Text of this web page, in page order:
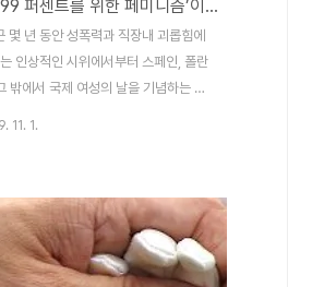
. 남성들은 여성들을 성적으로 소유하
해 서로 경쟁하고 싸운다고 말한다. 저
생물학자이자 트랜스젠더인 조안 러프
왜 ‘99 퍼센트를 위한 페미니즘’이 중요한가
몇 년 동안 성폭력과 직장내 괴롭힘에
인상적인 시위에서부터 스페인, 폴란
밖에서 국제 여성의 날을 기념하는 대
미니즘으로 가는 길을 가리키고 있다.
에서도 학교비정규직 투쟁, 톨게이트 투
은 사회적 재생산을 둘러싼 여성들의 투
11. 1.